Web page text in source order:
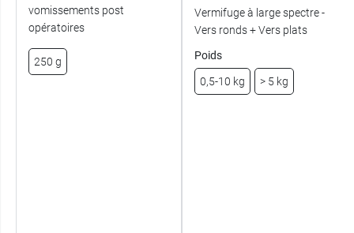
vomissements post
opératoires
250 g
Vermifuge à large spectre -
Vers ronds + Vers plats
Poids
0,5-10 kg > 5 kg